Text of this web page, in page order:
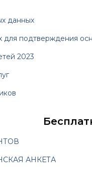
данных
подтверждения
2023
АНКЕТА